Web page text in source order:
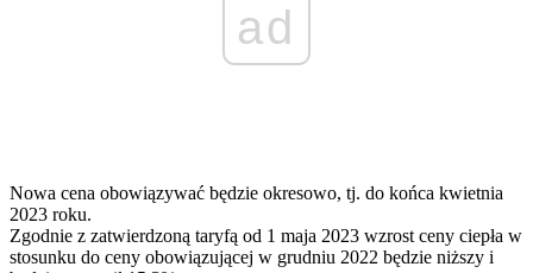
ad
Nowa cena obowiązywać będzie okresowo, tj. do końca kwietnia
2023 roku.
Zgodnie z zatwierdzoną taryfą od 1 maja 2023 wzrost ceny ciepła w
stosunku do ceny obowiązującej w grudniu 2022 będzie niższy i